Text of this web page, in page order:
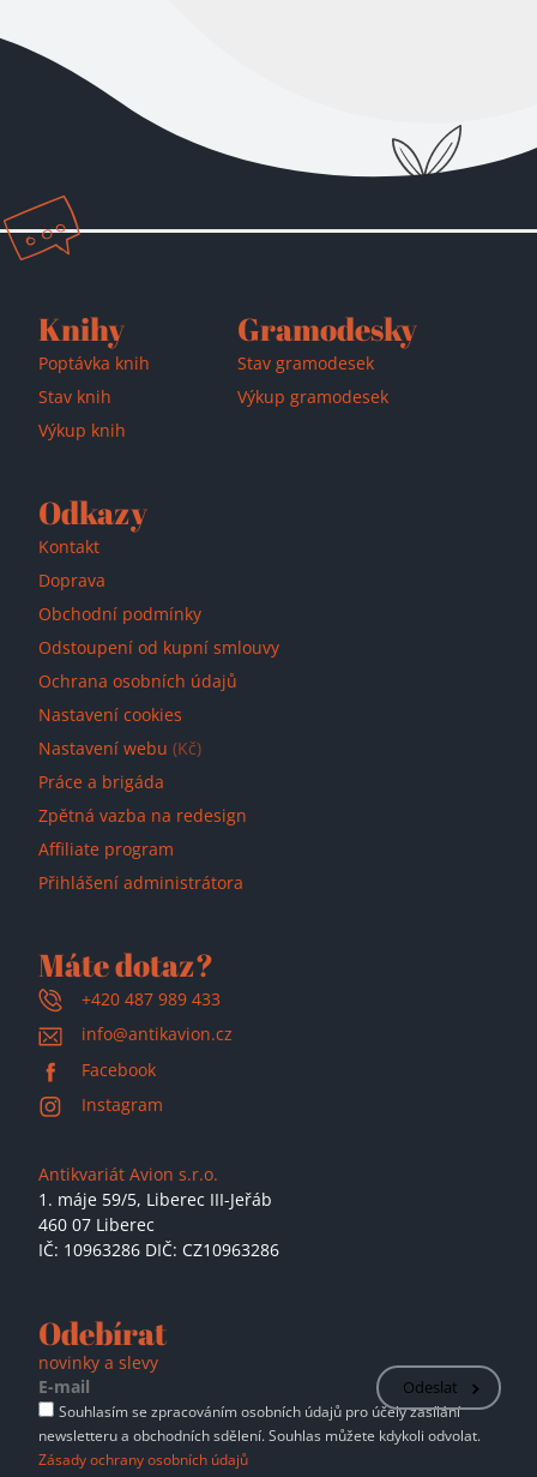
Přidáno do košíku!
Knihy
Poptávka knih
Stav knih
Výkup knih
Gramodesky
Stav gramodesek
Výkup gramodesek
Odkazy
Kontakt
Doprava
Obchodní podmínky
Odstoupení od kupní smlouvy
Ochrana osobních údajů
Nastavení cookies
Nastavení webu (Kč)
Práce a brigáda
Zpětná vazba na redesign
Affiliate program
Přihlášení administrátora
Máte dotaz?
+420 487 989 433
info@antikavion.cz
Facebook
Instagram
Antikvariát Avion s.r.o.
1. máje 59/5, Liberec III-Jeřáb
460 07 Liberec
IČ: 10963286 DIČ: CZ10963286
Odebírat
novinky a slevy
Odeslat
Souhlasím se zpracováním osobních údajů pro účely zasílání
newsletteru a obchodních sdělení. Souhlas můžete kdykoli odvolat.
Zásady ochrany osobních údajů